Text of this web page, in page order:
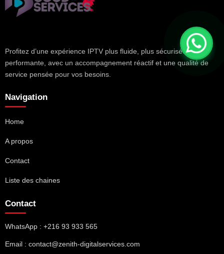
Profitez d’une expérience IPTV plus fluide, plus sécurisée et plus
performante, avec un accompagnement réactif et une qualité de
service pensée pour vos besoins.
Navigation
Home
A propos
Contact
Liste des chaines
Contact
WhatsApp : +216 93 933 565
Email : contact@zenith-digitalservices.com